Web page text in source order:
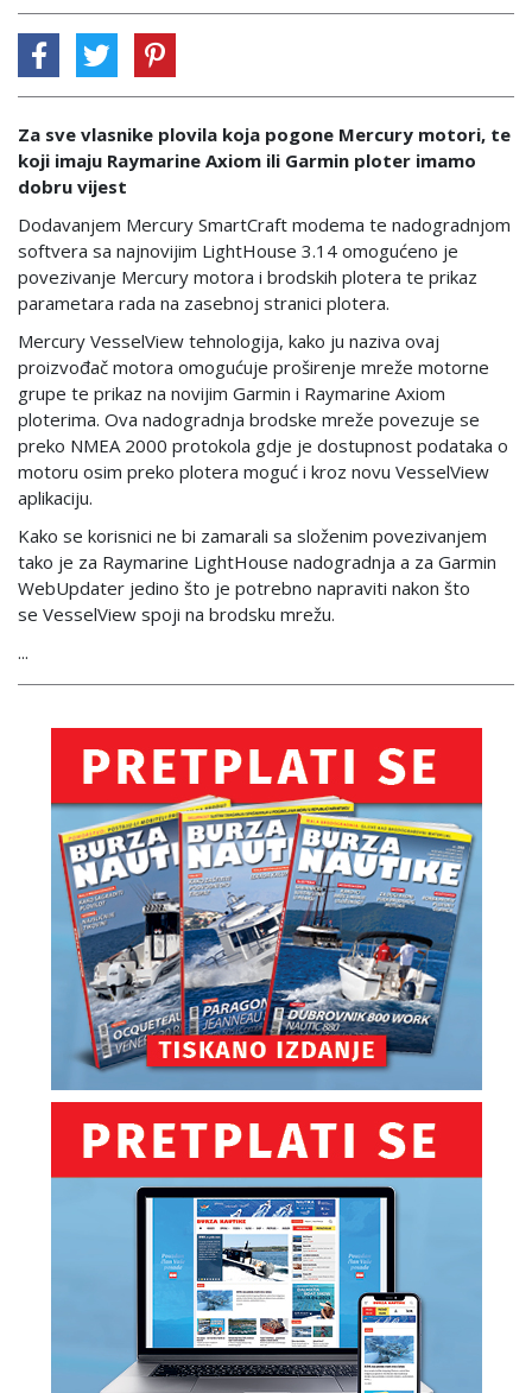
Za sve vlasnike plovila koja pogone Mercury motori, te
koji imaju Raymarine Axiom ili Garmin ploter imamo
dobru vijest
Dodavanjem Mercury SmartCraft modema te nadogradnjom
softvera sa najnovijim LightHouse 3.14 omogućeno je
povezivanje Mercury motora i brodskih plotera te prikaz
parametara rada na zasebnoj stranici plotera.
Mercury VesselView tehnologija, kako ju naziva ovaj
proizvođač motora omogućuje proširenje mreže motorne
grupe te prikaz na novijim Garmin i Raymarine Axiom
ploterima. Ova nadogradnja brodske mreže povezuje se
preko NMEA 2000 protokola gdje je dostupnost podataka o
motoru osim preko plotera moguć i kroz novu VesselView
aplikaciju.
Kako se korisnici ne bi zamarali sa složenim povezivanjem
tako je za Raymarine LightHouse nadogradnja a za Garmin
WebUpdater jedino što je potrebno napraviti nakon što
se VesselView spoji na brodsku mrežu.
...